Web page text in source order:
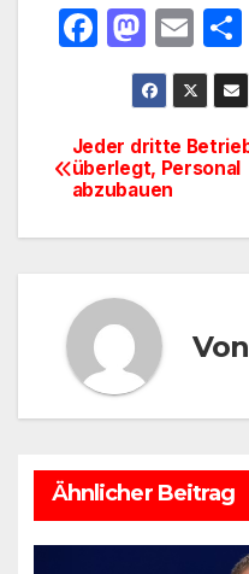
F
e
b
k
M
a
st
o
d
E
m
ail
Jeder dritte
überlegt, Personal
abzubauen
Von
Ähnlicher Beitrag